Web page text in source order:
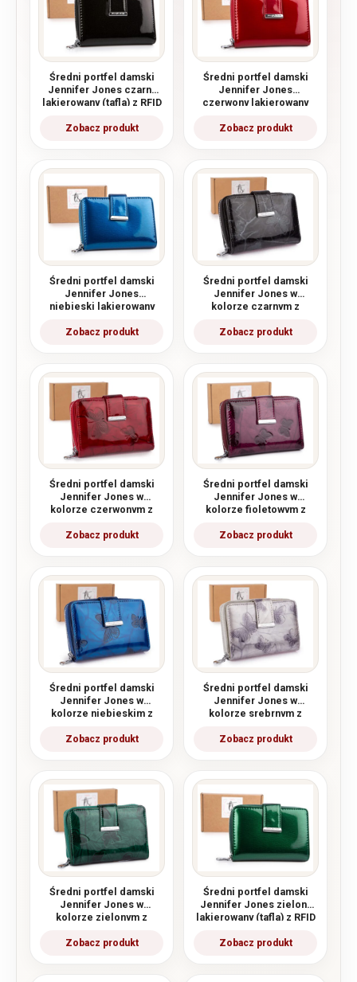
Średni portfel damski
Jennifer Jones czarny
lakierowany (tafla) z RFID
Średni portfel damski
Jennifer Jones
czerwony lakierowany
Średni portfel damski
Jennifer Jones
niebieski lakierowany
Średni portfel damski
Jennifer Jones w
kolorze czarnym z
Średni portfel damski
Jennifer Jones w
kolorze czerwonym z
Średni portfel damski
Jennifer Jones w
kolorze fioletowym z
Średni portfel damski
Jennifer Jones w
kolorze niebieskim z
Średni portfel damski
Jennifer Jones w
kolorze srebrnym z
Średni portfel damski
Jennifer Jones w
kolorze zielonym z
Średni portfel damski
Jennifer Jones zielony
lakierowany (tafla) z RFID